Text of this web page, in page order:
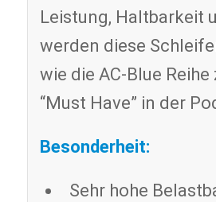
Leistung, Haltbarkeit
werden diese
wie die AC-Blue Reihe
“Must Have” in der
Besonderheit:
Sehr hohe